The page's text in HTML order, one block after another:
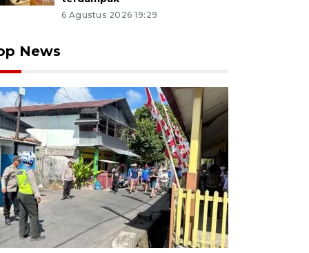
6 Agustus 2026 19:29
News